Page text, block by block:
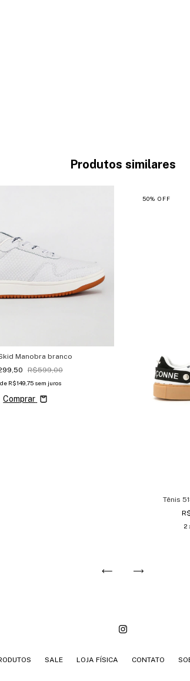
Produtos similares
Manobra branco
R$599,00
R$149,75 sem juros
Comprar
50% OFF
Tênis
2
SALE LOJA FÍSICA CONTATO